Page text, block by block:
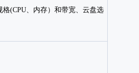
(CPU、内存）和带宽、云盘选